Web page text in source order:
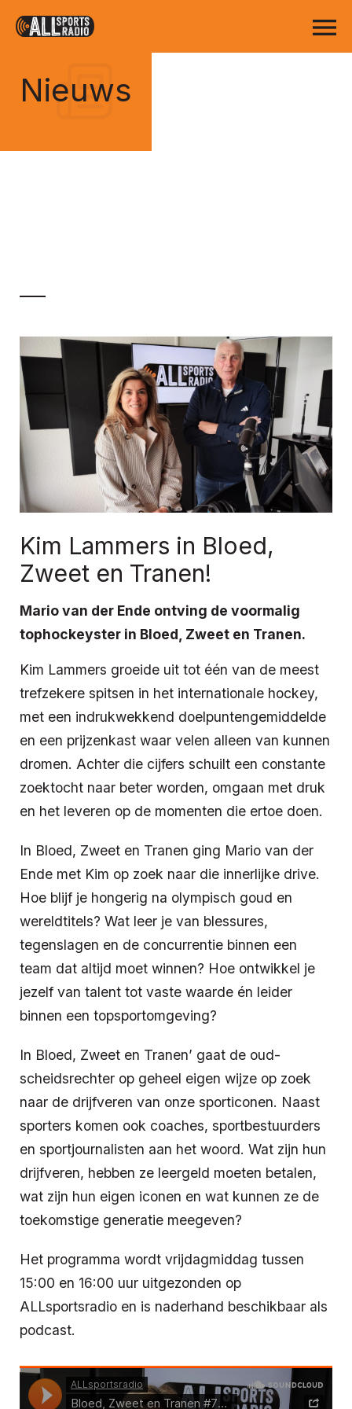
Nieuws
Kim Lammers in Bloed,
Zweet en Tranen!
Mario van der Ende ontving de voormalig
tophockeyster in Bloed, Zweet en Tranen.
Kim Lammers groeide uit tot één van de meest
trefzekere spitsen in het internationale hockey,
met een indrukwekkend doelpuntengemiddelde
en een prijzenkast waar velen alleen van kunnen
dromen. Achter die cijfers schuilt een constante
zoektocht naar beter worden, omgaan met druk
en het leveren op de momenten die ertoe doen.
In Bloed, Zweet en Tranen ging Mario van der
Ende met Kim op zoek naar die innerlijke drive.
Hoe blijf je hongerig na olympisch goud en
wereldtitels? Wat leer je van blessures,
tegenslagen en de concurrentie binnen een
team dat altijd moet winnen? Hoe ontwikkel je
jezelf van talent tot vaste waarde én leider
binnen een topsportomgeving?
In Bloed, Zweet en Tranen’ gaat de oud-
scheidsrechter op geheel eigen wijze op zoek
naar de drijfveren van onze sporticonen. Naast
sporters komen ook coaches, sportbestuurders
en sportjournalisten aan het woord. Wat zijn hun
drijfveren, hebben ze leergeld moeten betalen,
wat zijn hun eigen iconen en wat kunnen ze de
toekomstige generatie meegeven?
Het programma wordt vrijdagmiddag tussen
15:00 en 16:00 uur uitgezonden op
ALLsportsradio en is naderhand beschikbaar als
podcast.